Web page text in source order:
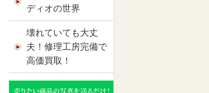
ディオの世界
壊れていても大丈
夫！修理工房完備で
高価買取！